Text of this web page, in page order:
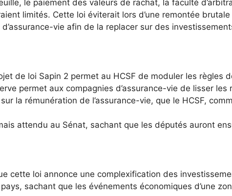
le paiement des valeurs de rachat, la faculté
limités. Cette loi éviterait lors d’une remontée
vie afin de la replacer sur des
de loi Sapin 2 permet au HCSF de moduler les
permet aux compagnies d’assurance-vie de lisser
la rémunération de l’assurance-vie, que le HCSF,
attendu au Sénat, sachant que les députés auront
cette loi annonce une complexification des
pays, sachant que les événements économiques